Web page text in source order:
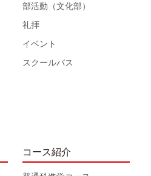
部活動（文化部）
礼拝
イベント
スクールバス
コース紹介